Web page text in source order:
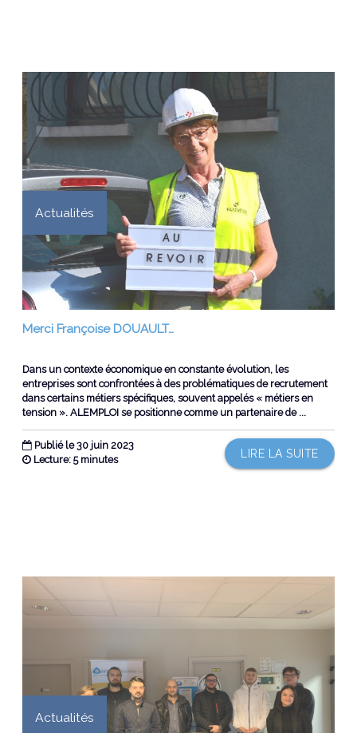
Actualités
Merci Françoise DOUAULT…
Dans un contexte économique en constante évolution, les
entreprises sont confrontées à des problématiques de recrutement
dans certains métiers spécifiques, souvent appelés « métiers en
tension ». ALEMPLOI se positionne comme un partenaire de ...
Publié le 30 juin 2023
LIRE LA SUITE
Lecture: 5 minutes
Actualités